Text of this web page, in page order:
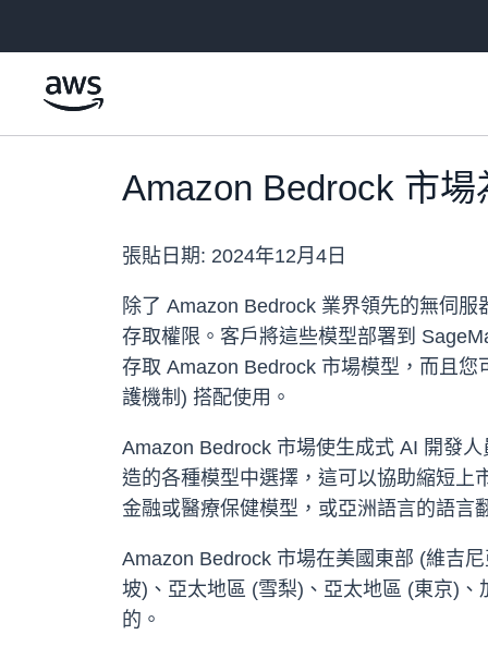
Amazon Bedrock 市
張貼日期: 2024年12月4日
除了 Amazon Bedrock 業界領先的無伺
存取權限。客戶將這些模型部署到
存取 Amazon Bedrock 市場模型，而且
護機制) 搭配使用。
Amazon Bedrock 市場使生成式 AI 開發
造的各種模型中選擇，這可以協助縮短上
金融或醫療保健模型，或亞洲語言的語言
Amazon Bedrock 市場在美國東部 (維吉
坡)、亞太地區 (雪梨)、亞太地區 (東京)
的。